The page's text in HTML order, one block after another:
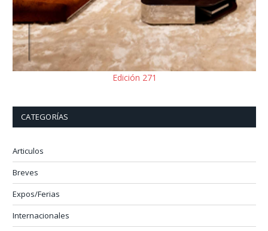
Edición 271
CATEGORÍAS
Articulos
Breves
Expos/Ferias
Internacionales